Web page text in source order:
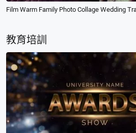
教育培訓